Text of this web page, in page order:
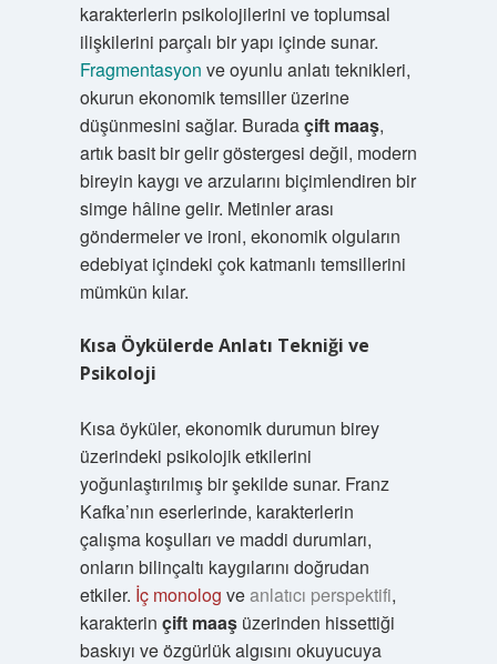
karakterlerin psikolojilerini ve toplumsal
ilişkilerini parçalı bir yapı içinde sunar.
Fragmentasyon ve oyunlu anlatı teknikleri,
okurun ekonomik temsiller üzerine
düşünmesini sağlar. Buradaçift maaş,
artık basit bir gelir göstergesi değil, modern
bireyin kaygı ve arzularını biçimlendiren bir
simge hâline gelir. Metinler arası
göndermeler ve ironi, ekonomik olguların
edebiyat içindeki çok katmanlı temsillerini
mümkün kılar.
Kısa Öykülerde Anlatı Tekniği ve
Psikoloji
Kısa öyküler, ekonomik durumun birey
üzerindeki psikolojik etkilerini
yoğunlaştırılmış bir şekilde sunar. Franz
Kafka’nın eserlerinde, karakterlerin
çalışma koşulları ve maddi durumları,
onların bilinçaltı kaygılarını doğrudan
etkiler. İç monolog veanlatıcı perspektifi,
karakterin çift maaşüzerinden hissettiği
baskıyı ve özgürlük algısını okuyucuya